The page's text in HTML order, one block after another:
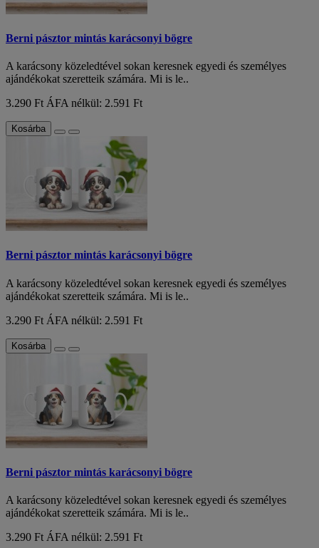
Berni pásztor mintás karácsonyi bögre
A karácsony közeledtével sokan keresnek egyedi és személyes
ajándékokat szeretteik számára. Mi is le..
3.290 Ft ÁFA nélkül: 2.591 Ft
Kosárba
Berni pásztor mintás karácsonyi bögre
A karácsony közeledtével sokan keresnek egyedi és személyes
ajándékokat szeretteik számára. Mi is le..
3.290 Ft ÁFA nélkül: 2.591 Ft
Kosárba
Berni pásztor mintás karácsonyi bögre
A karácsony közeledtével sokan keresnek egyedi és személyes
ajándékokat szeretteik számára. Mi is le..
3.290 Ft ÁFA nélkül: 2.591 Ft